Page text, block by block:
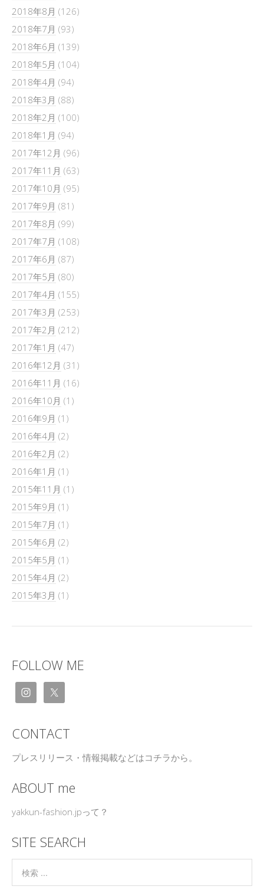
2018年8月 (126)
2018年7月 (93)
2018年6月 (139)
2018年5月 (104)
2018年4月 (94)
2018年3月 (88)
2018年2月 (100)
2018年1月 (94)
2017年12月 (96)
2017年11月 (63)
2017年10月 (95)
2017年9月 (81)
2017年8月 (99)
2017年7月 (108)
2017年6月 (87)
2017年5月 (80)
2017年4月 (155)
2017年3月 (253)
2017年2月 (212)
2017年1月 (47)
2016年12月 (31)
2016年11月 (16)
2016年10月 (1)
2016年9月 (1)
2016年4月 (2)
2016年2月 (2)
2016年1月 (1)
2015年11月 (1)
2015年9月 (1)
2015年7月 (1)
2015年6月 (2)
2015年5月 (1)
2015年4月 (2)
2015年3月 (1)
FOLLOW ME
CONTACT
プレスリリース・情報掲載などはコチラから。
ABOUT me
yakkun-fashion.jpって？
SITE SEARCH